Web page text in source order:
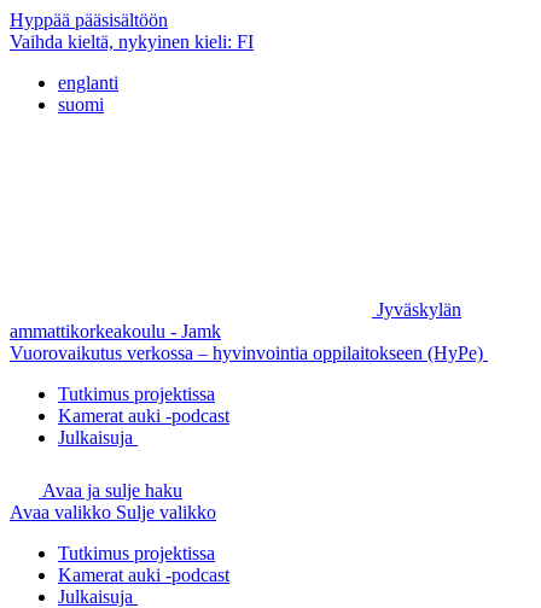
Hyppää pääsisältöön
Vaihda kieltä, nykyinen kieli: FI
englanti
suomi
Jyväskylän
ammattikorkeakoulu - Jamk
Vuorovaikutus verkossa – hyvinvointia oppilaitokseen (HyPe)
Tutkimus projektissa
Kamerat auki -podcast
Julkaisuja
Avaa ja sulje haku
Avaa valikko Sulje valikko
Tutkimus projektissa
Kamerat auki -podcast
Julkaisuja